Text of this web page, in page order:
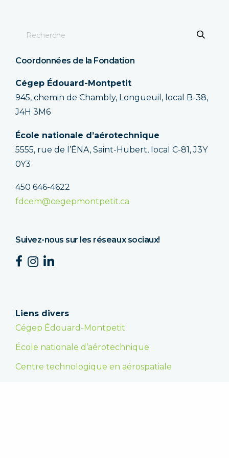
Coordonnées de la Fondation
Cégep Édouard-Montpetit
945, chemin de Chambly, Longueuil, local B-38,
J4H 3M6
École nationale d’aérotechnique
5555, rue de l’ÉNA, Saint-Hubert, local C-81, J3Y
0Y3
450 646-4622
fdcem@cegepmontpetit.ca
Suivez-nous sur les réseaux sociaux!
Liens divers
Cégep Édouard-Montpetit
École nationale d’aérotechnique
Centre technologique en aérospatiale